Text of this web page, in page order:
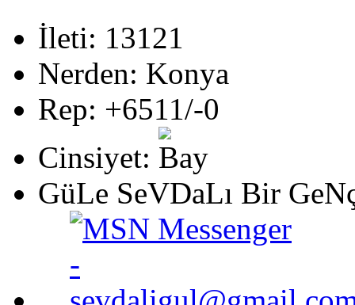
İleti: 13121
Nerden: Konya
Rep: +6511/-0
Cinsiyet:
GüLe SeVDaLı Bir